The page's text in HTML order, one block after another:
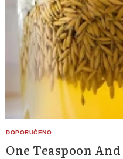
One Teaspoon